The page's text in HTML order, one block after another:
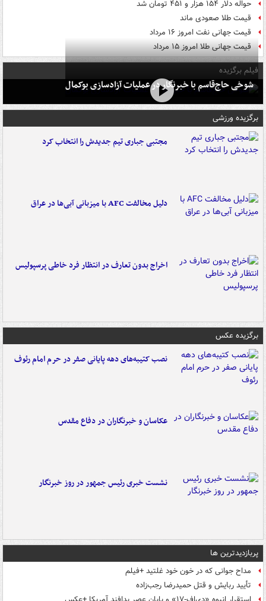
حواله دلار ۱۵۴ هزار و ۴۵۱ تومان شد
قیمت طلا صعودی ماند
قیمت جهانی نفت امروز ۱۶ مرداد
قیمت جهانی طلا امروز ۱۵ مرداد
فیلم برگزیده
شوخی حاج‌قاسم با خبرنگار در عملیات آزادسازی بوکمال
برگزیده ورزشی
مجتبی جباری تیم جدیدش را انتخاب کرد
دلیل مخالفت AFC با میزبانی آبی‌ها در عراق
اخراج بدون تعارف در انتظار فرد خاطی پرسپولیس
برگزیده عکس
نصب کتیبه‌های دهه پایانی صفر در حرم امام رئوف
عکاسان و خبرنگاران در دفاع مقدس
نشست خبری رئیس جمهور در روز خبرنگار
پربازدیدترین ها
مداح جوانی که در خون خود غلتید +فیلم
تأیید ربایش و قتل حمیدرضا رجب‌زاده